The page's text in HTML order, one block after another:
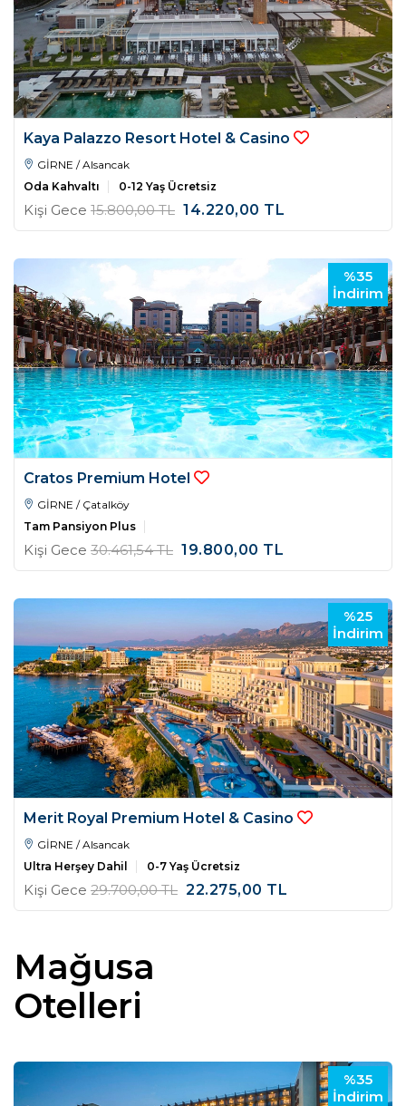
Kaya Palazzo Resort Hotel & Casino
GİRNE / Alsancak
Oda Kahvaltı
0-12 Yaş Ücretsiz
Kişi Gece 15.800,00TL 14.220,00 TL
%35
İndirim
Cratos Premium Hotel
GİRNE / Çatalköy
Tam Pansiyon Plus
Kişi Gece 30.461,54TL 19.800,00 TL
%25
İndirim
Merit Royal Premium Hotel & Casino
GİRNE / Alsancak
Ultra Herşey Dahil
0-7 Yaş Ücretsiz
Kişi Gece 29.700,00TL 22.275,00 TL
Mağusa
Otelleri
%35
İndirim